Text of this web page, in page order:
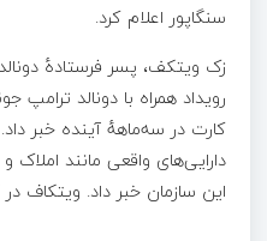
سنگاپور اعلام کرد.
زک ویتکف، پسر فرستادهٔ
رویداد همراه با دونالد ترامپ
کارت در سه‌ماههٔ آینده خبر
دارایی‌های واقعی مانند
این سازمان خبر داد. ویتکاف